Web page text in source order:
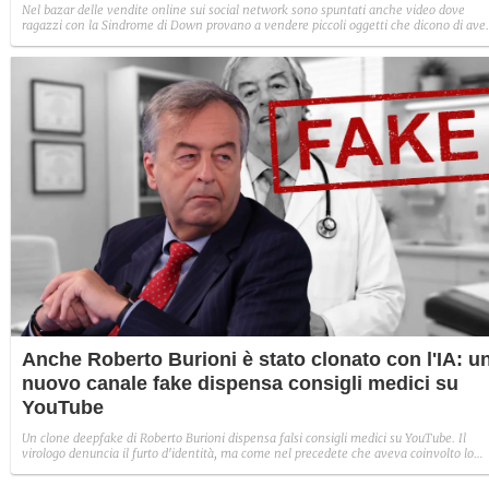
Nel bazar delle vendite online sui social network sono spuntati anche video dove
ragazzi con la Sindrome di Down provano a vendere piccoli oggetti che dicono di aver
profilo non c'è niente di reale.
Anche Roberto Burioni è stato clonato con l'IA:
nuovo canale fake dispensa consigli medici su
YouTube
Un clone deepfake di Roberto Burioni dispensa falsi consigli medici su YouTube. Il
virologo denuncia il furto d'identità, ma come nel precedete che aveva coinvolto lo